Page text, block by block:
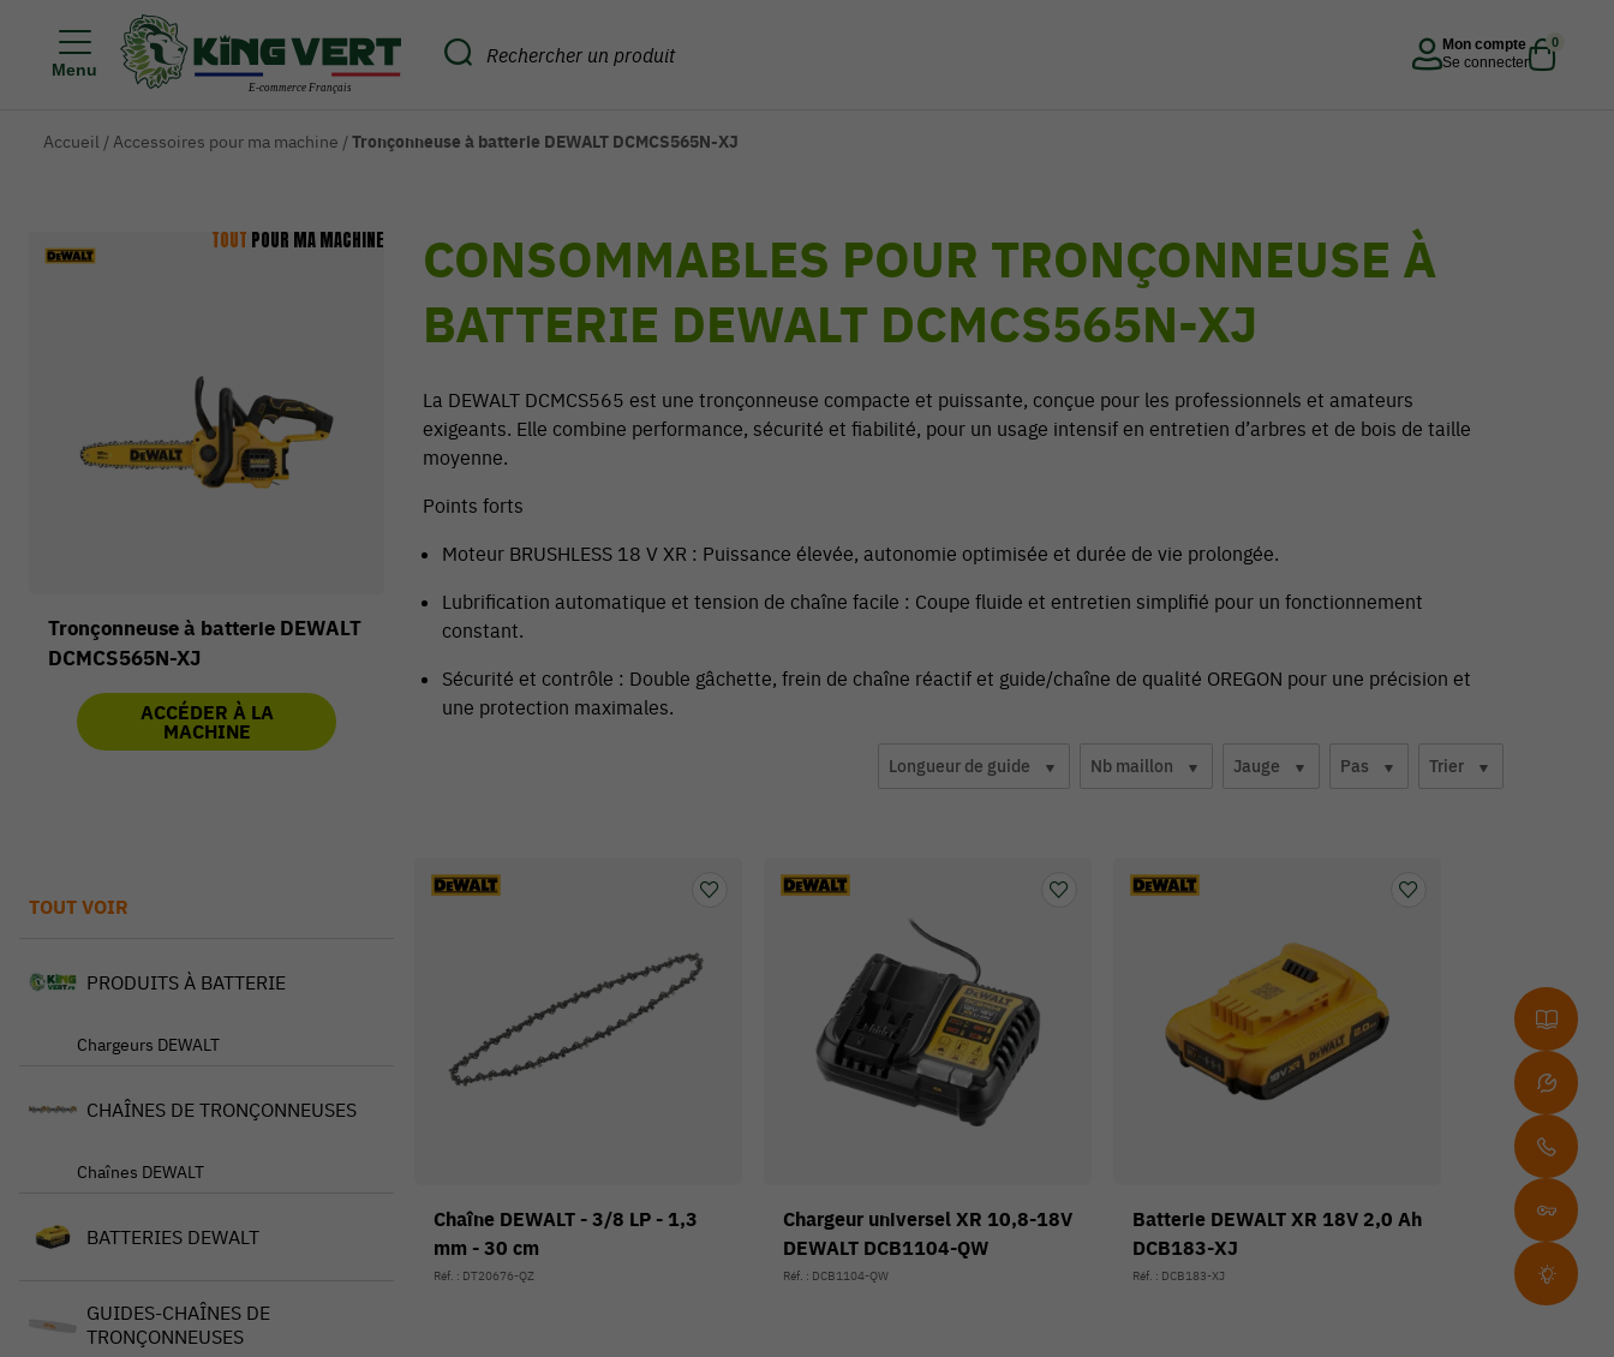
Menu
Mon compte
Se connecter
0
Accueil /Accessoires pour ma machine /Tronçonneuse à batterie DEWALT DCMCS565N-XJ
TOUT POUR MA MACHINE
Tronçonneuse à batterie DEWALT
DCMCS565N-XJ
ACCÉDER À LA
MACHINE
CONSOMMABLES POUR TRONÇONNEUSE À
BATTERIE DEWALT DCMCS565N-XJ
La DEWALT DCMCS565 est une tronçonneuse compacte et puissante, conçue pour les professionnels et amateurs
exigeants. Elle combine performance, sécurité et fiabilité, pour un usage intensif en entretien d’arbres et de bois de taille
moyenne.
Points forts
Moteur BRUSHLESS 18 V XR : Puissance élevée, autonomie optimisée et durée de vie prolongée.
Lubrification automatique et tension de chaîne facile : Coupe fluide et entretien simplifié pour un fonctionnement
constant.
Sécurité et contrôle : Double gâchette, frein de chaîne réactif et guide/chaîne de qualité OREGON pour une précision et
une protection maximales.
Longueur de guide Nb maillon Jauge Pas Trier
TOUT VOIR
PRODUITS À BATTERIE
Chargeurs DEWALT
CHAÎNES DE TRONÇONNEUSES
Chaînes DEWALT
BATTERIES DEWALT
GUIDES-CHAÎNES DE
TRONÇONNEUSES
Chaîne DEWALT - 3/8 LP - 1,3
mm - 30 cm
Réf. : DT20676-QZ
Chargeur universel XR 10,8-18V
DEWALT DCB1104-QW
Réf. : DCB1104-QW
Batterie DEWALT XR 18V 2,0 Ah
DCB183-XJ
Réf. : DCB183-XJ